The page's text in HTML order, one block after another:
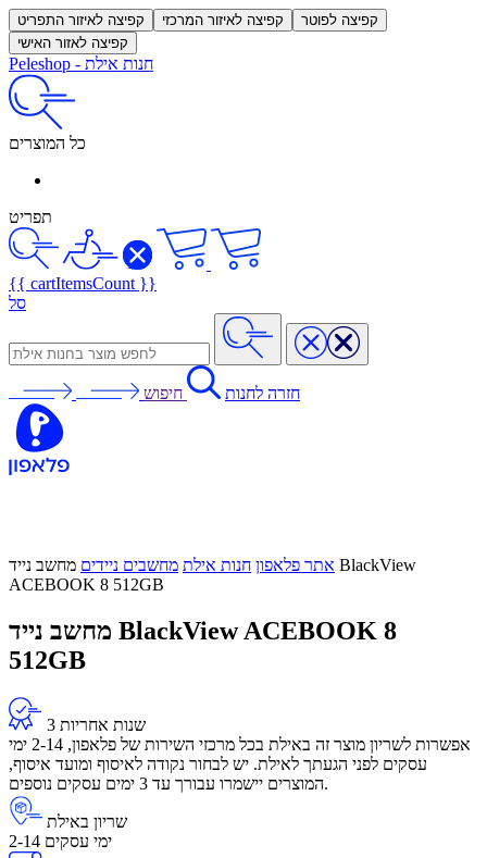
קפיצה לאיזור התפריט קפיצה לאיזור המרכזי
קפיצה לפוטר
קפיצה לאזור האישי
Peleshop - חנות אילת
כל המוצרים
תפריט
{{ cartItemsCount }}
סל
חזרה לחנות חיפוש
אתר פלאפון חנות אילת מחשבים ניידים מחשב נייד BlackView
ACEBOOK 8 512GB
מחשב נייד BlackView ACEBOOK 8
512GB
3 שנות אחריות
אפשרות לשריון מוצר זה באילת בכל מרכזי השירות של פלאפון, 2-14 ימי
עסקים לפני הגעתך לאילת. יש לבחור נקודה לאיסוף ומועד איסוף,
המוצרים יישמרו עבורך עד 3 ימים עסקים נוספים.
שריון באילת
2-14 ימי עסקים